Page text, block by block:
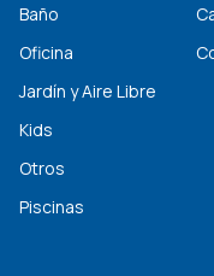
Baño
Oficina
Jardín y Aire Libre
Kids
Otros
Piscinas